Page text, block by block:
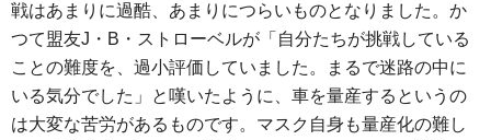
戦はあまりに過酷、あまりにつらいものとなりました。か
つて盟友J・B・ストローベルが「自分たちが挑戦している
ことの難度を、過小評価していました。まるで迷路の中に
いる気分でした」と嘆いたように、車を量産するというの
は大変な苦労があるものです。マスク自身も量産化の難し